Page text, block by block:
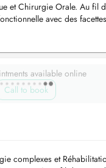
et Chirurgie Orale. Au fil
avec des
available online
Call to book
complexes et